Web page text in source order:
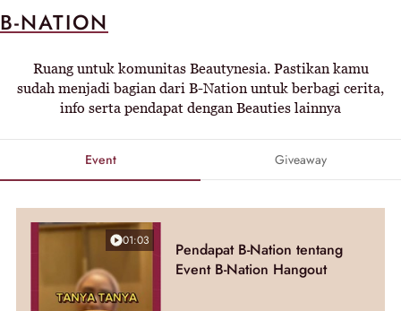
B-NATION
Ruang untuk komunitas Beautynesia. Pastikan kamu
sudah menjadi bagian dari B-Nation untuk berbagi cerita,
info serta pendapat dengan Beauties lainnya
Event Giveaway
01:03
Pendapat B-Nation tentang
Event B-Nation Hangout